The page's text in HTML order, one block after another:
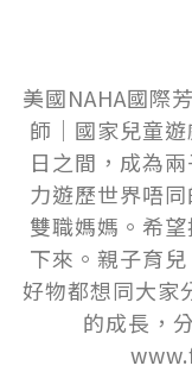
美國NAHA國際
師｜國家兒童
日之間，成為
力遊歷世界唔
雙職媽媽。希
下來。親子育
好物都想同大家
的成長，